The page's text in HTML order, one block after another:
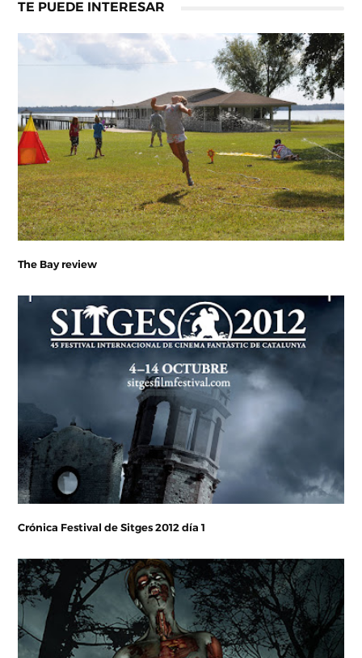
TE PUEDE INTERESAR
The Bay review
Crónica Festival de Sitges 2012 día 1